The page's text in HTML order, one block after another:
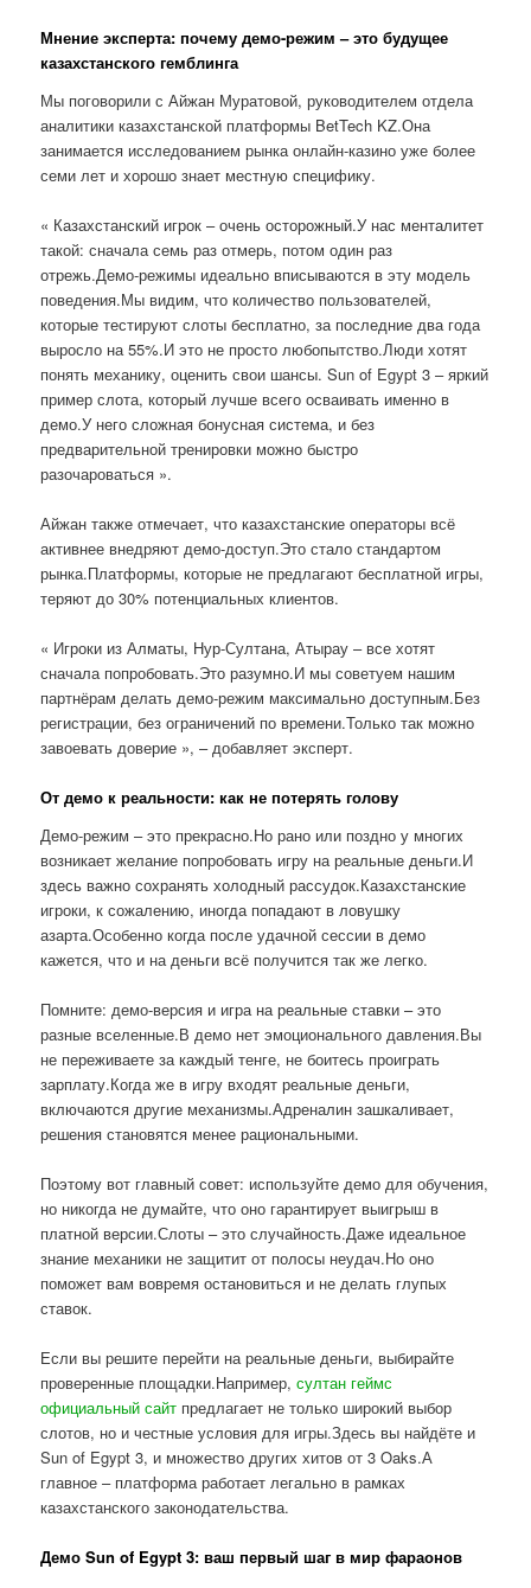
Мнение эксперта: почему демо-режим – это будущее
казахстанского гемблинга
Мы поговорили с Айжан Муратовой, руководителем отдела
аналитики казахстанской платформы BetTech KZ.Она
занимается исследованием рынка онлайн-казино уже более
семи лет и хорошо знает местную специфику.
« Казахстанский игрок – очень осторожный.У нас менталитет
такой: сначала семь раз отмерь, потом один раз
отрежь.Демо-режимы идеально вписываются в эту модель
поведения.Мы видим, что количество пользователей,
которые тестируют слоты бесплатно, за последние два года
выросло на 55%.И это не просто любопытство.Люди хотят
понять механику, оценить свои шансы. Sun of Egypt 3 – яркий
пример слота, который лучше всего осваивать именно в
демо.У него сложная бонусная система, и без
предварительной тренировки можно быстро
разочароваться ».
Айжан также отмечает, что казахстанские операторы всё
активнее внедряют демо-доступ.Это стало стандартом
рынка.Платформы, которые не предлагают бесплатной игры,
теряют до 30% потенциальных клиентов.
« Игроки из Алматы, Нур-Султана, Атырау – все хотят
сначала попробовать.Это разумно.И мы советуем нашим
партнёрам делать демо-режим максимально доступным.Без
регистрации, без ограничений по времени.Только так можно
завоевать доверие », – добавляет эксперт.
От демо к реальности: как не потерять голову
Демо-режим – это прекрасно.Но рано или поздно у многих
возникает желание попробовать игру на реальные деньги.И
здесь важно сохранять холодный рассудок.Казахстанские
игроки, к сожалению, иногда попадают в ловушку
азарта.Особенно когда после удачной сессии в демо
кажется, что и на деньги всё получится так же легко.
Помните: демо-версия и игра на реальные ставки – это
разные вселенные.В демо нет эмоционального давления.Вы
не переживаете за каждый тенге, не боитесь проиграть
зарплату.Когда же в игру входят реальные деньги,
включаются другие механизмы.Адреналин зашкаливает,
решения становятся менее рациональными.
Поэтому вот главный совет: используйте демо для обучения,
но никогда не думайте, что оно гарантирует выигрыш в
платной версии.Слоты – это случайность.Даже идеальное
знание механики не защитит от полосы неудач.Но оно
поможет вам вовремя остановиться и не делать глупых
ставок.
Если вы решите перейти на реальные деньги, выбирайте
проверенные площадки.Например,султан геймс
официальный сайт предлагает не только широкий выбор
слотов, но и честные условия для игры.Здесь вы найдёте и
Sun of Egypt 3, и множество других хитов от 3 Oaks.А
главное – платформа работает легально в рамках
казахстанского законодательства.
Демо Sun of Egypt 3: ваш первый шаг в мир фараонов